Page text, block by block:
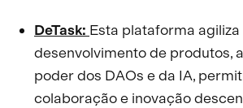
DeTask: Esta plataforma agiliza
desenvolvimento de produtos,
poder dos DAOs e da IA,
colaboração e inovação